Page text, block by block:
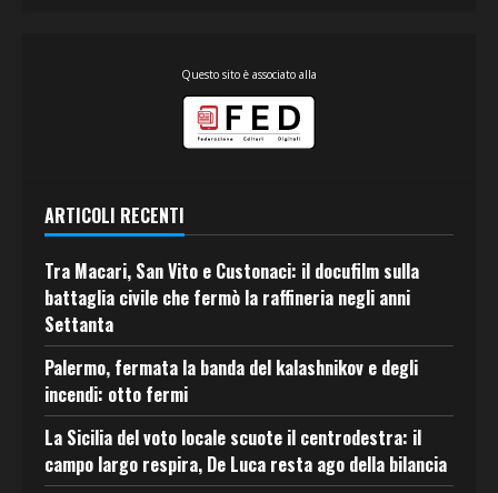
Questo sito è associato alla
ARTICOLI RECENTI
Tra Macari, San Vito e Custonaci: il docufilm sulla
battaglia civile che fermò la raffineria negli anni
Settanta
Palermo, fermata la banda del kalashnikov e degli
incendi: otto fermi
La Sicilia del voto locale scuote il centrodestra: il
campo largo respira, De Luca resta ago della bilancia